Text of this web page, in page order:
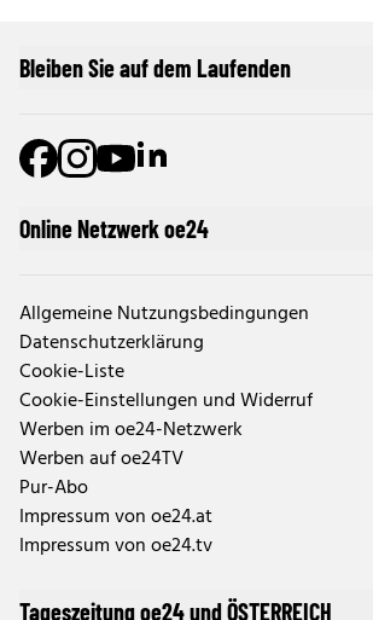
Online Netzwerk oe24
Allgemeine Nutzungsbedingungen
Datenschutzerklärung
Cookie-Liste
Cookie-Einstellungen und Widerruf
Werben im oe24-Netzwerk
Werben auf oe24TV
Pur-Abo
Impressum von oe24.at
Impressum von oe24.tv
Tageszeitung oe24 und ÖSTERREICH
Bleiben Sie auf dem Laufenden